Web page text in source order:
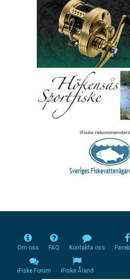
Om oss FAQ Kontakta oss
iFiske Forum iFiske Åland